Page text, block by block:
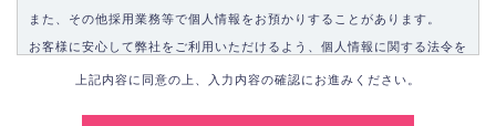
また、その他採用業務等で個人情報をお預かりすることがあります。
お客様に安心して弊社をご利用いただけるよう、個人情報に関する法令を
上記内容に同意の上、入力内容の確認にお進みください。